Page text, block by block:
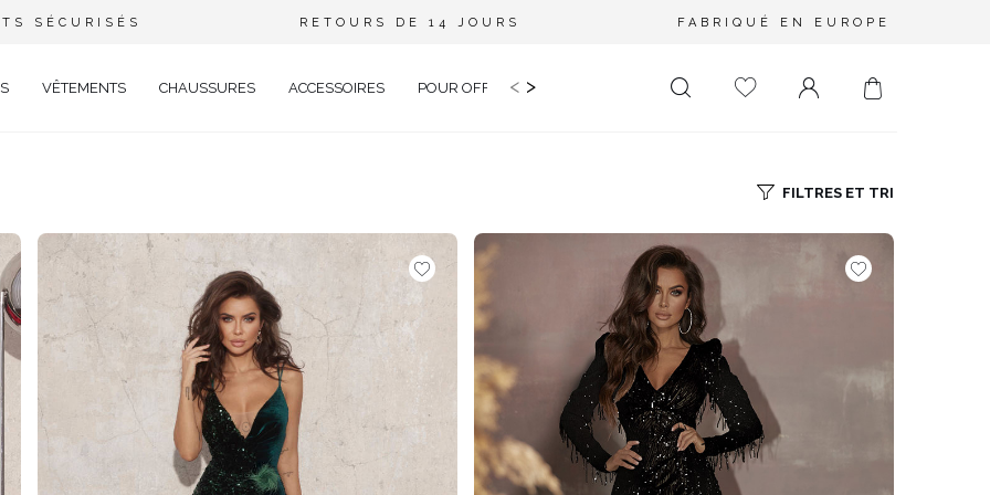
SÉCURISÉS RETOURS DE 14 JOURS FABRIQUÉ EN EUROPE
MINI
DÉCOLLETÉ
PAS D'ENCOLURE
DIAMANT
ASYMÉTRIQUE
CARMEN
VÊTEMENTS CHAUSSURES ACCESSOIRES POUR OFFRIR MARIAGE PLUS SIZE SALE
< >
FILTRES ET TRI